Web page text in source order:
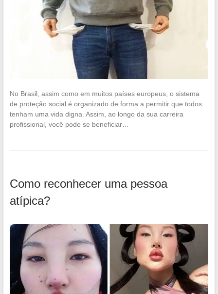
No Brasil, assim como em muitos países europeus, o sistema
de proteção social é organizado de forma a permitir que todos
tenham uma vida digna. Assim, ao longo da sua carreira
profissional, você pode se beneficiar…
Como reconhecer uma pessoa
atípica?